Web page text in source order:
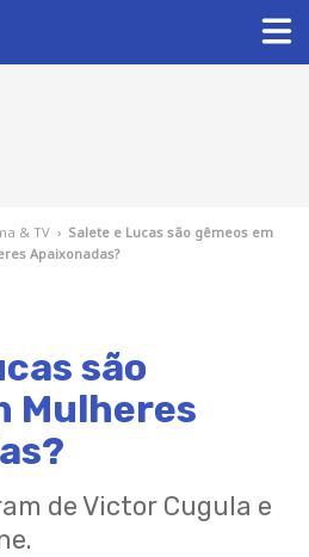
& TV › Salete e Lucas são gêmeos em
Apaixonadas?
são
Mulheres
de Victor Cugula e